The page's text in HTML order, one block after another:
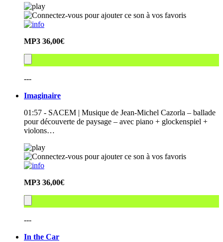
MP3 36,00€
---
Imaginaire
01:57 - SACEM | Musique de Jean-Michel Cazorla – ballade
pour découverte de paysage – avec piano + glockenspiel +
violons…
MP3 36,00€
---
In the Car